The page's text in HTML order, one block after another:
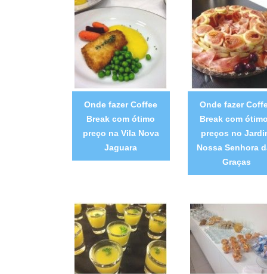
Onde fazer Coffee
Break com ótimo
preço na Vila Nova
Jaguara
Onde fazer
Break com
preços no
Nossa Senhora
Graças